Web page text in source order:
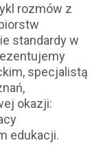
rozmów z
standardy w
specjalistą
okazji:
edukacji.